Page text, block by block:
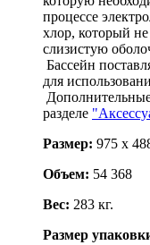
процессе
хлор, который
слизистую
Бассейн
для
разделе
Размер: 975 х
Объем: 54 368
Вес: 283 кг.
Размер